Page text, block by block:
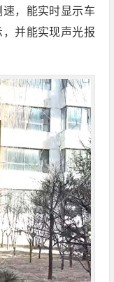
，能实时显示车
并能实现声光报